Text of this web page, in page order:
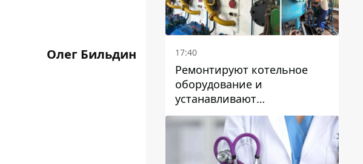
Олег Бильдин 17:40
Ремонтируют котельное
оборудование и
устанавливают
генераторные установки:
как в Днепре готовятся к
отопительному сезону